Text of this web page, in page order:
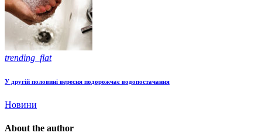
trending_flat
У другій половині вересня подорожчає водопостачання
Новини
About the author